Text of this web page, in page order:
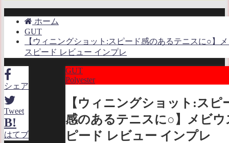
ホーム
GUT
【ウィニングショット:スピード感のあるテニスに○】
スピード レビュー インプレ
シェア
Tweet
B!
はてブ
GUT
Polyester
【ウィニングショット:スピ
感のあるテニスに○】メビウ
ピード レビュー インプレ